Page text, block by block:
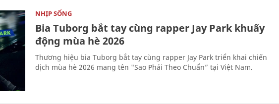
NHỊP SỐNG
Bia Tuborg bắt tay cùng rapper Jay Park khuấy
động mùa hè 2026
Thương hiệu bia Tuborg bắt tay cùng rapper Jay Park triển khai chiến
dịch mùa hè 2026 mang tên "Sao Phải Theo Chuẩn” tại Việt Nam.